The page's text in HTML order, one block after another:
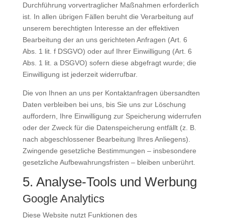
Durchführung vorvertraglicher Maßnahmen erforderlich
ist. In allen übrigen Fällen beruht die Verarbeitung auf
unserem berechtigten Interesse an der effektiven
Bearbeitung der an uns gerichteten Anfragen (Art. 6
Abs. 1 lit. f DSGVO) oder auf Ihrer Einwilligung (Art. 6
Abs. 1 lit. a DSGVO) sofern diese abgefragt wurde; die
Einwilligung ist jederzeit widerrufbar.
Die von Ihnen an uns per Kontaktanfragen übersandten
Daten verbleiben bei uns, bis Sie uns zur Löschung
auffordern, Ihre Einwilligung zur Speicherung widerrufen
oder der Zweck für die Datenspeicherung entfällt (z. B.
nach abgeschlossener Bearbeitung Ihres Anliegens).
Zwingende gesetzliche Bestimmungen – insbesondere
gesetzliche Aufbewahrungsfristen – bleiben unberührt.
5. Analyse-Tools und Werbung
Google Analytics
Diese Website nutzt Funktionen des